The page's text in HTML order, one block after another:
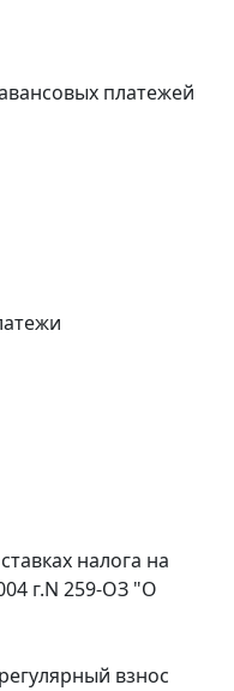
платежей
налога на
г.N 259-ОЗ "О
взнос